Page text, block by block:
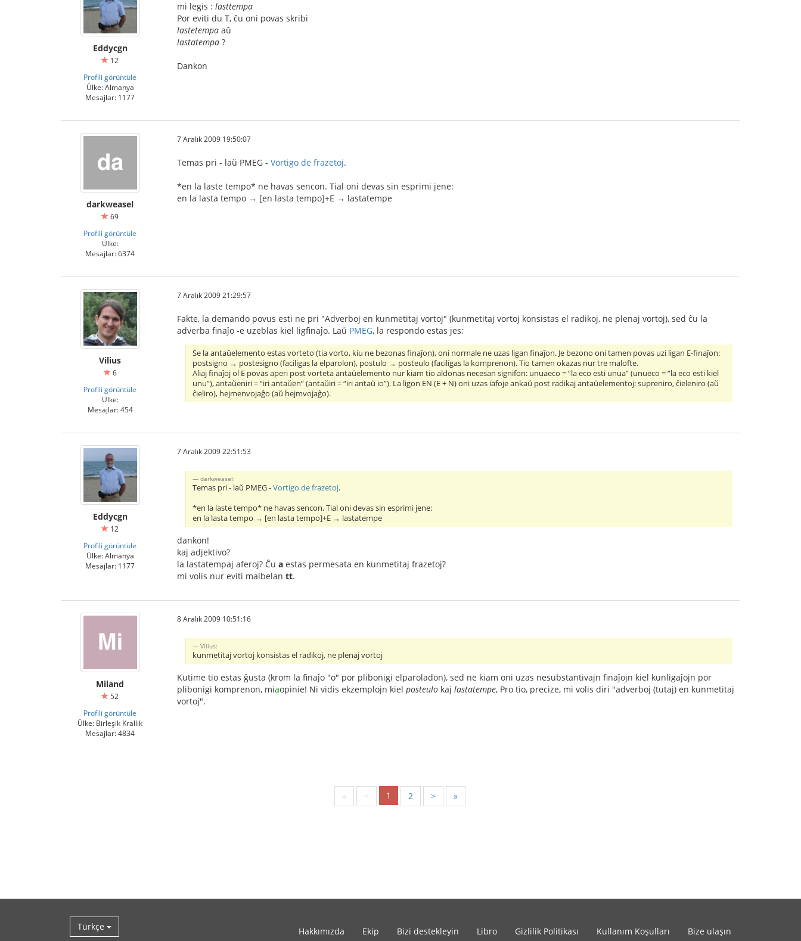
Eddycgn
12
Profili görüntüle
Ülke: Almanya
Mesajlar: 1177
mi legis : lasttempa
Por eviti du T, ĉu oni povas skribi
lastetempa aŭ
lastatempa ?
Dankon
darkweasel
69
Profili görüntüle
Ülke:
Mesajlar: 6374
7 Aralık 2009 19:50:07
Temas pri - laŭ PMEG - Vortigo de frazetoj.
*en la laste tempo* ne havas sencon. Tial oni devas sin esprimi jene:
en la lasta tempo → [en lasta tempo]+E → lastatempe
Vilius
6
Profili görüntüle
Ülke:
Mesajlar: 454
7 Aralık 2009 21:29:57
Fakte, la demando povus esti ne pri "Adverboj en kunmetitaj vortoj" (kunmetitaj vortoj konsistas el radikoj, ne plenaj vortoj), sed ĉu la
adverba finaĵo -e uzeblas kiel ligfinaĵo. Laŭ PMEG, la respondo estas jes:
Se la antaŭelemento estas vorteto (tia vorto, kiu ne bezonas finaĵon), oni normale ne uzas ligan finaĵon. Je bezono oni tamen povas uzi ligan E-finaĵon:
postsigno → postesigno (faciligas la elparolon), postulo → posteulo (faciligas la komprenon). Tio tamen okazas nur tre malofte.
Aliaj finaĵoj ol E povas aperi post vorteta antaŭelemento nur kiam tio aldonas necesan signifon: unuaeco = “la eco esti unua” (unueco = “la eco esti kiel
unu”), antaŭeniri = “iri antaŭen” (antaŭiri = “iri antaŭ io”). La ligon EN (E + N) oni uzas iafoje ankaŭ post radikaj antaŭelementoj: supreniro, ĉieleniro (aŭ
ĉieliro), hejmenvojaĝo (aŭ hejmvojaĝo).
Eddycgn
12
Profili görüntüle
Ülke: Almanya
Mesajlar: 1177
7 Aralık 2009 22:51:53
darkweasel:
Temas pri - laŭ PMEG -Vortigo de frazetoj.
*en la laste tempo* ne havas sencon. Tial oni devas sin esprimi jene:
en la lasta tempo → [en lasta tempo]+E → lastatempe
dankon!
kaj adjektivo?
la lastatempaj aferoj? Ĉu a estas permesata en kunmetitaj frazetoj?
mi volis nur eviti malbelan tt.
Miland
52
Profili görüntüle
Ülke: Birleşik Krallık
Mesajlar: 4834
8 Aralık 2009 10:51:16
Vilius:
kunmetitaj vortoj konsistas el radikoj, ne plenaj vortoj
Kutime tio estas ĝusta (krom la finaĵo "o" por plibonigi elparoladon), sed ne kiam oni uzas nesubstantivajn finaĵojn kiel kunligaĵojn por
plibonigi komprenon, miaopinie! Ni vidis ekzemplojn kiel posteulo kaj lastatempe, Pro tio, precize, mi volis diri "adverboj (tutaj) en kunmetitaj
vortoj".
« < 1 2 > »
Türkçe Hakkımızda Ekip Bizi destekleyin Libro Gizlilik Politikası Kullanım Koşulları Bize ulaşın